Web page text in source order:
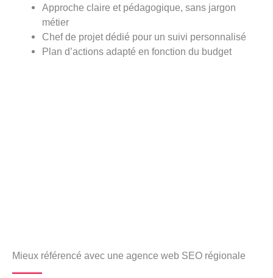
Approche claire et pédagogique, sans jargon
métier
Chef de projet dédié pour un suivi personnalisé
Plan d’actions adapté en fonction du budget
Mieux référencé avec une agence web SEO régionale